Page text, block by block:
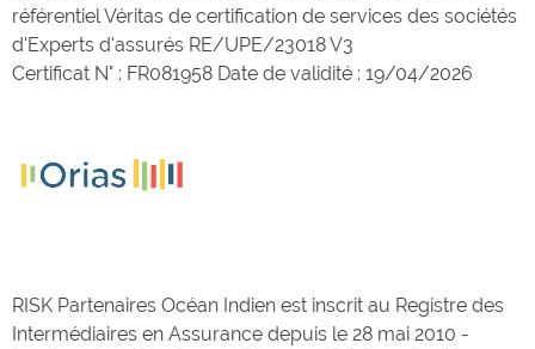
référentiel Véritas de certification de services des sociétés
d'Experts d'assurés RE/UPE/23018 V3
Certificat N° : FR081958 Date de validité : 19/04/2026
RISK Partenaires Océan Indien est inscrit au Registre des
Intermédiaires en Assurance depuis le 28 mai 2010 -